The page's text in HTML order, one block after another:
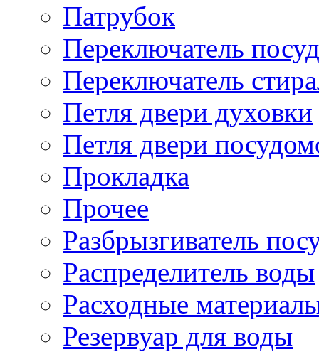
Патрубок
Переключатель
Переключатель
Петля двери духовки
Петля двери
Прокладка
Прочее
Разбрызгиватель
Распределитель воды
Расходные
Резервуар для воды